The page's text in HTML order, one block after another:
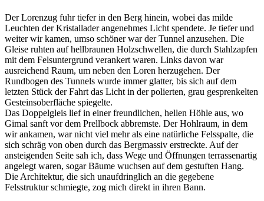
Der Lorenzug fuhr tiefer in den Berg hinein, wobei das milde
Leuchten der Kristallader angenehmes Licht spendete. Je tiefer und
weiter wir kamen, umso schöner war der Tunnel anzusehen. Die
Gleise ruhten auf hellbraunen Holzschwellen, die durch Stahlzapfen
mit dem Felsuntergrund verankert waren. Links davon war
ausreichend Raum, um neben den Loren herzugehen. Der
Rundbogen des Tunnels wurde immer glatter, bis sich auf dem
letzten Stück der Fahrt das Licht in der polierten, grau gesprenkelten
Gesteinsoberfläche spiegelte.
Das Doppelgleis lief in einer freundlichen, hellen Höhle aus, wo
Gimal sanft vor dem Prellbock abbremste. Der Hohlraum, in dem
wir ankamen, war nicht viel mehr als eine natürliche Felsspalte, die
sich schräg von oben durch das Bergmassiv erstreckte. Auf der
ansteigenden Seite sah ich, dass Wege und Öffnungen terrassenartig
angelegt waren, sogar Bäume wuchsen auf dem gestuften Hang.
Die Architektur, die sich unaufdringlich an die gegebene
Felsstruktur schmiegte, zog mich direkt in ihren Bann.